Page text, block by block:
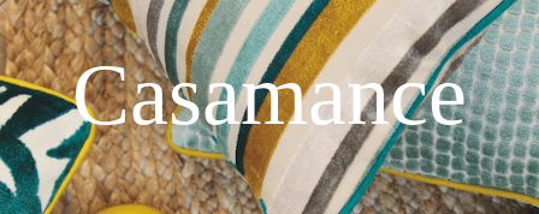
Casamance